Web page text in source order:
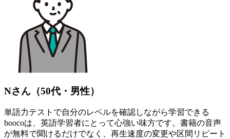
Nさん（50代・男性）
単語力テストで自分のレベルを確認しながら学習できる
boocoは、英語学習者にとって心強い味方です。書籍の音声
が無料で聞けるだけでなく、再生速度の変更や区間リピート